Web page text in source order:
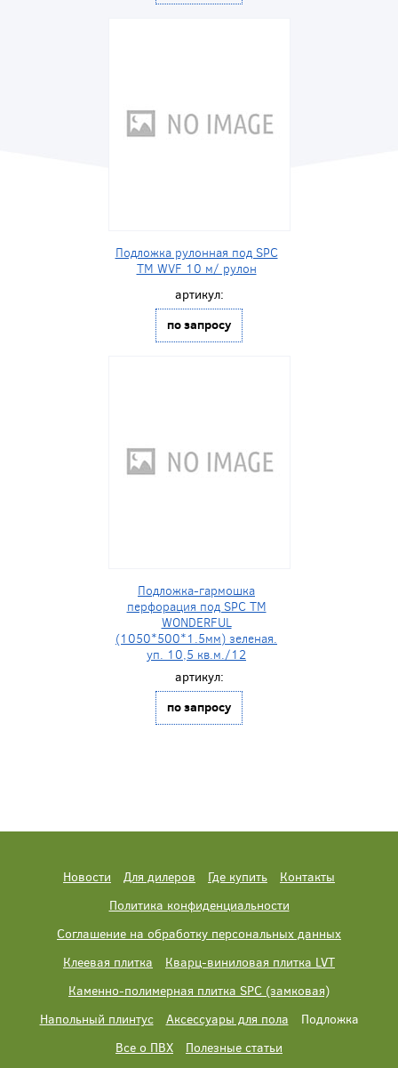
Подложка рулонная под SPC
TM WVF 10 м/ рулон
артикул:
по запросу
Подложка-гармошка
перфорация под SPC ТМ
WONDERFUL
(1050*500*1.5мм) зеленая.
уп. 10,5 кв.м./12
артикул:
по запросу
Новости Для дилеров Где купить
Контакты
Политика конфиденциальности
Соглашение на обработку персональных данных
Клеевая плитка
Кварц-виниловая плитка LVT
Каменно-полимерная плитка SPC (замковая)
Напольный плинтус
Аксессуары для пола
Подложка
Все о ПВХ
Полезные статьи